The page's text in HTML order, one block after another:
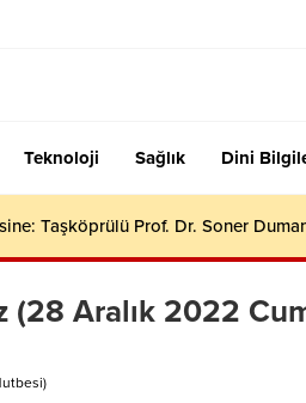
Teknoloji Sağlık Dini
Taşköprülü Prof. Dr. Soner
(28 Aralık 2022